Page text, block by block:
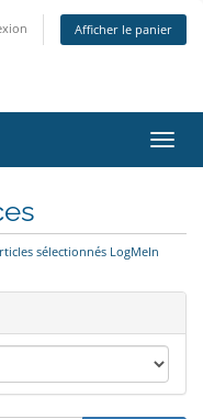
Afficher le panier
la
sélectionnés LogMeIn